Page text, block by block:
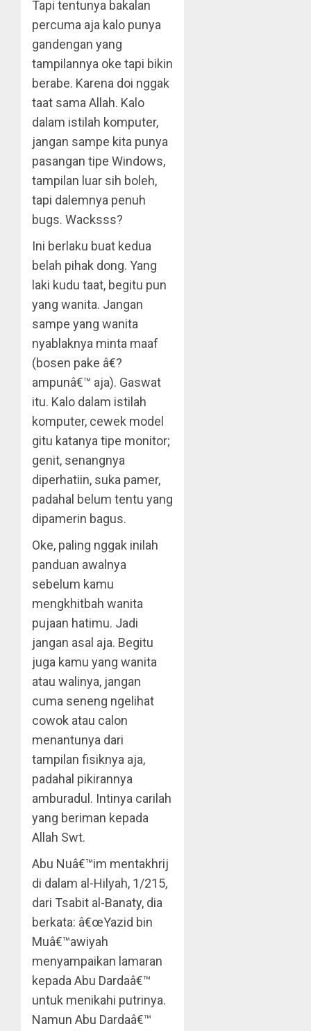
Tapi tentunya bakalan
percuma aja kalo punya
gandengan yang
tampilannya oke tapi bikin
berabe. Karena doi nggak
taat sama Allah. Kalo
dalam istilah komputer,
jangan sampe kita punya
pasangan tipe Windows,
tampilan luar sih boleh,
tapi dalemnya penuh
bugs. Wacksss?
Ini berlaku buat kedua
belah pihak dong. Yang
laki kudu taat, begitu pun
yang wanita. Jangan
sampe yang wanita
nyablaknya minta maaf
(bosen pake â€?
ampunâ€™ aja). Gaswat
itu. Kalo dalam istilah
komputer, cewek model
gitu katanya tipe monitor;
genit, senangnya
diperhatiin, suka pamer,
padahal belum tentu yang
dipamerin bagus.
Oke, paling nggak inilah
panduan awalnya
sebelum kamu
mengkhitbah wanita
pujaan hatimu. Jadi
jangan asal aja. Begitu
juga kamu yang wanita
atau walinya, jangan
cuma seneng ngelihat
cowok atau calon
menantunya dari
tampilan fisiknya aja,
padahal pikirannya
amburadul. Intinya carilah
yang beriman kepada
Allah Swt.
Abu Nuâ€™im mentakhrij
di dalam al-Hilyah, 1/215,
dari Tsabit al-Banaty, dia
berkata: â€œYazid bin
Muâ€™awiyah
menyampaikan lamaran
kepada Abu Dardaâ€™
untuk menikahi putrinya.
Namun Abu Dardaâ€™